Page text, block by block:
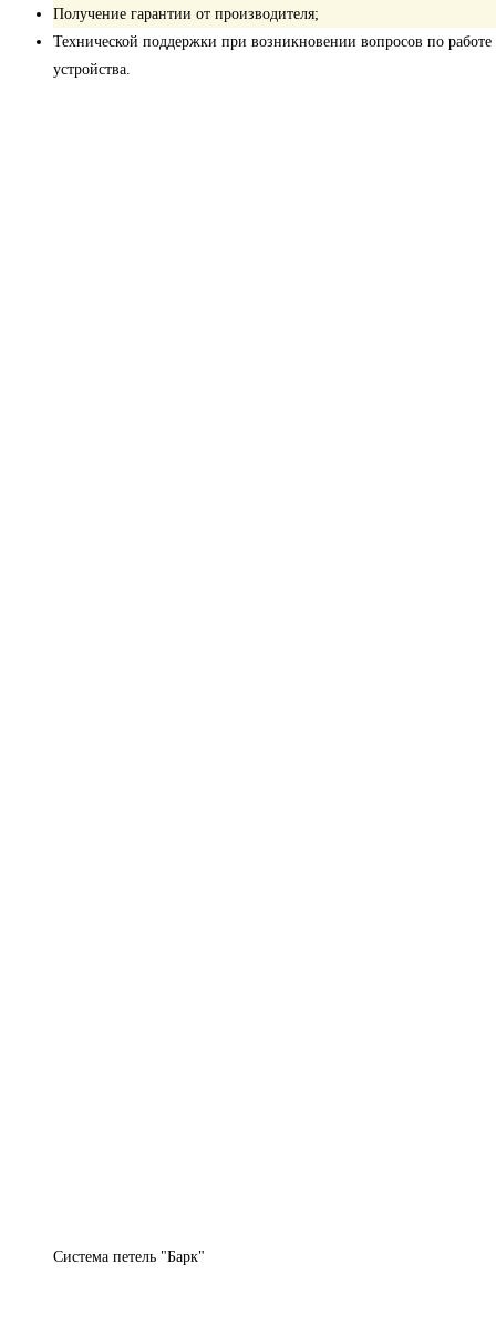
Получение гарантии от производителя;
Технической поддержки при возникновении вопросов по работе
устройства.
Система петель "Барк"​